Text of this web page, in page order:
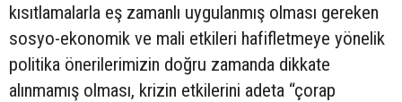
kısıtlamalarla eş zamanlı uygulanmış olması gereken
sosyo-ekonomik ve mali etkileri hafifletmeye yönelik
politika önerilerimizin doğru zamanda dikkate
alınmamış olması, krizin etkilerini adeta “çorap